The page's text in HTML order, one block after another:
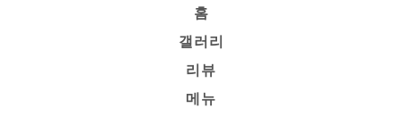
홈
갤러리
리뷰
메뉴